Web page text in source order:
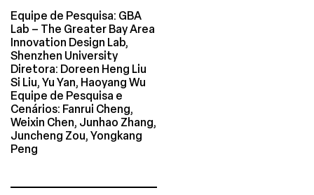
Equipe de Pesquisa: GBA
Lab – The Greater Bay Area
Innovation Design Lab,
Shenzhen University
Diretora: Doreen Heng Liu
Si Liu, Yu Yan, Haoyang Wu
Equipe de Pesquisa e
Cenários: Fanrui Cheng,
Weixin Chen, Junhao Zhang,
Juncheng Zou, Yongkang
Peng